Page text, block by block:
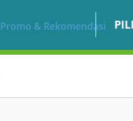
Promo & Rekomendasi